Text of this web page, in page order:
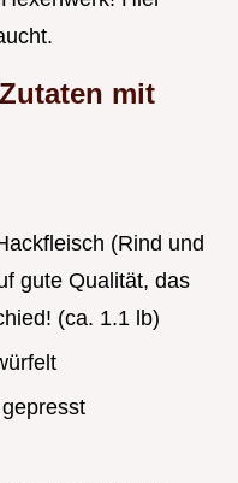
mit
(Rind und
gute Qualität, das
(ca. 1.1 lb)